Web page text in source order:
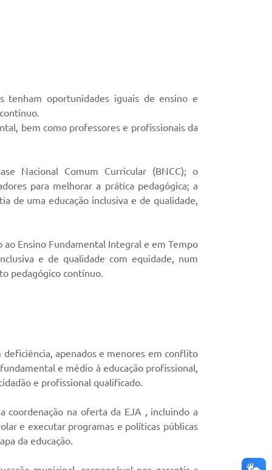
tenham oportunidades iguais de ensino e
bem como professores e profissionais da
Nacional Comum Curricular (BNCC); o
para melhorar a prática pedagógica; a
de uma educação inclusiva e de qualidade,
ao Ensino Fundamental Integral e em Tempo
e de qualidade com equidade, num
pedagógico contínuo.
deficiência, apenados e menores em conflito
e médio à educação profissional,
e profissional qualificado.
coordenação na oferta da EJA , incluindo a
e executar programas e políticas públicas
da educação.